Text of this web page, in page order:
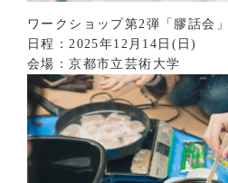
ワークショップ第2弾「膠話会」
日程：2025年12月14日(日)
会場：京都市立芸術大学